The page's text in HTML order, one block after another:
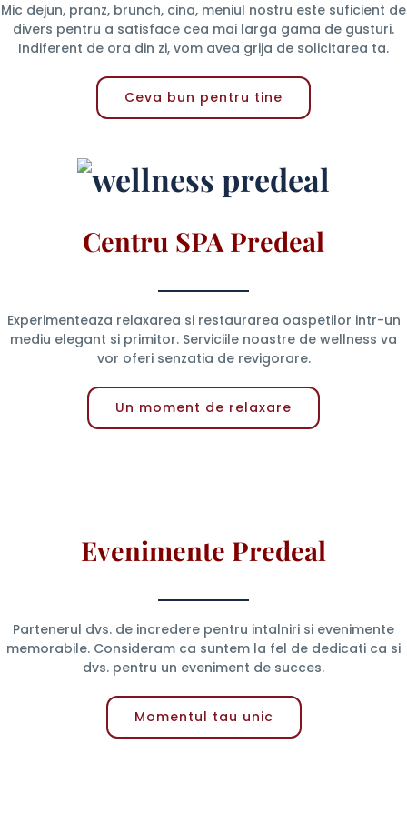
Mic dejun, pranz, brunch, cina, meniul nostru este suficient de
divers pentru a satisface cea mai larga gama de gusturi.
Indiferent de ora din zi, vom avea grija de solicitarea ta.
Ceva bun pentru tine
Centru SPA Predeal
Experimenteaza relaxarea si restaurarea oaspetilor intr-un
mediu elegant si primitor. Serviciile noastre de wellness va
vor oferi senzatia de revigorare.
Un moment de relaxare
Evenimente Predeal
Partenerul dvs. de incredere pentru intalniri si evenimente
memorabile. Consideram ca suntem la fel de dedicati ca si
dvs. pentru un eveniment de succes.
Momentul tau unic